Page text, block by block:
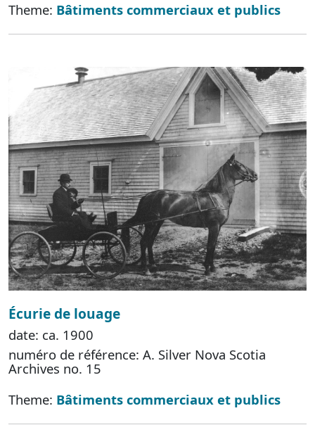
Theme: Bâtiments commerciaux et publics
Écurie de louage
date: ca. 1900
numéro de référence: A. Silver Nova Scotia
Archives no. 15
Theme: Bâtiments commerciaux et publics